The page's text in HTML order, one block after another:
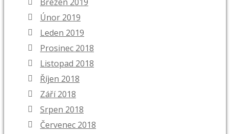
Únor 2019
Leden 2019
Prosinec 2018
Listopad 2018
Říjen 2018
Září 2018
Srpen 2018
Červenec 2018